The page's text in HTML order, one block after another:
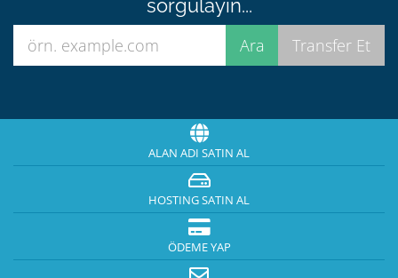
sorgulayın...
ALAN ADI SATIN AL
HOSTING SATIN AL
ÖDEME YAP